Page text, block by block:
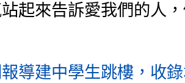
起來告訴愛我們的人
導建中學生跳樓，收